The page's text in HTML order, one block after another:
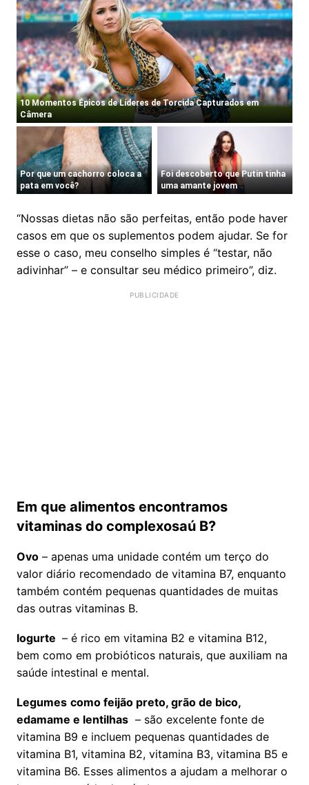
“Nossas dietas não são perfeitas, então pode haver
casos em que os suplementos podem ajudar. Se for
esse o caso, meu conselho simples é “testar, não
adivinhar” – e consultar seu médico primeiro”, diz.
Em que alimentos encontramos
vitaminas do complexosaú B?
Ovo – apenas uma unidade contém um terço do
valor diário recomendado de vitamina B7, enquanto
também contém pequenas quantidades de muitas
das outras vitaminas B.
Iogurte – é rico em vitamina B2 e vitamina B12,
bem como em probióticos naturais, que auxiliam na
saúde intestinal e mental.
Legumes como feijão preto, grão de bico,
edamame e lentilhas – são excelente fonte de
vitamina B9 e incluem pequenas quantidades de
vitamina B1, vitamina B2, vitamina B3, vitamina B5 e
vitamina B6. Esses alimentos a ajudam a melhorar o